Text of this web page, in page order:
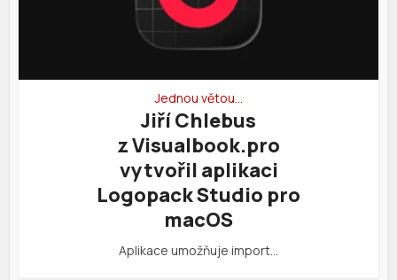
Jednou větou…
Jiří Chlebus
z Visualbook.pro
vytvořil aplikaci
Logopack Studio pro
macOS
Aplikace umožňuje import…